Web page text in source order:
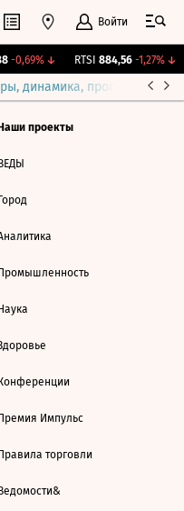
Войти
-0,69%↓ RTSI 884,56 -1,27%↓
динамика, прогнозы
Наши проекты
ВЕДЫ
Город
Промышленность
Наука
Конференции
Премия Импульс
Правила торговли
Ведомости&